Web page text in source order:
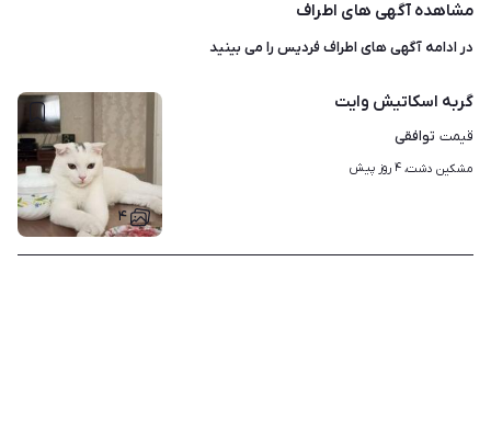
مشاهده آگهی های اطراف
در ادامه آگهی هایاطراف فردیسرا می بینید
۴
گربه اسکاتیش وایت
قیمت توافقی
مشکین دشت، ۴ روز پیش